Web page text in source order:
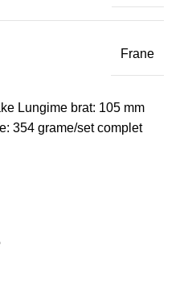
Frane
Lungime brat: 105 mm
354 grame/set complet